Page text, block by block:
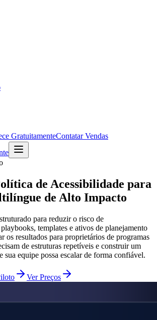
GratuitamenteContatar Vendas
de Acessibilidade para
de Alto Impacto
para reduzir o risco de
templates e ativos de planejamento
os resultados para proprietários de programas
de estruturas repetíveis e construir um
sua equipe possa escalar de forma confiável.
Ver Preços